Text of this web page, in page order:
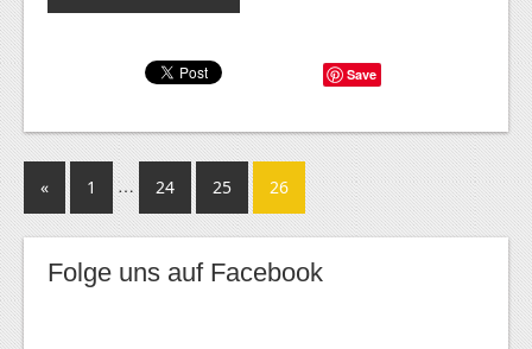
Save
« 1 … 24 25 26
Folge uns auf Facebook